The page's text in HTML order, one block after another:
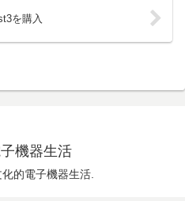
を購入
機器生活
的電子機器生活.